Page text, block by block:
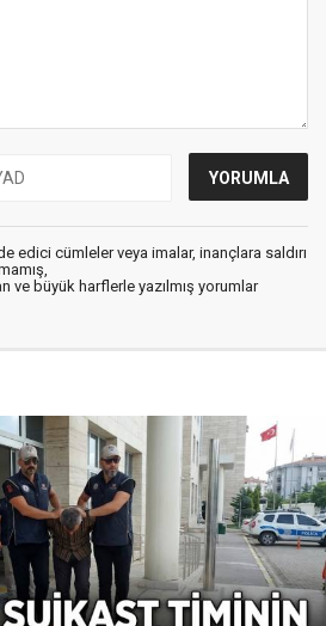
edici cümleler veya imalar, inançlara saldırı
ve büyük harflerle yazılmış yorumlar